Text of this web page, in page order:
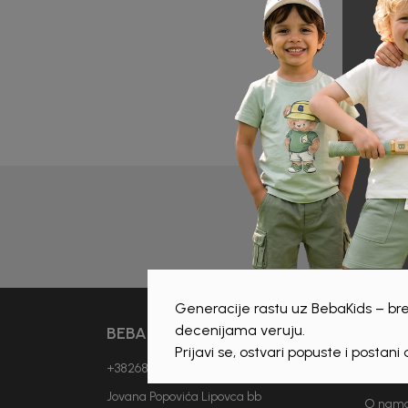
Prijava
BEBAKIDS
+38268893114
Jovana Popovića Lipovca bb
O
Generacije rastu uz BebaKids –
decenijama veruju.
Prijavi se, ostvari popuste i postani